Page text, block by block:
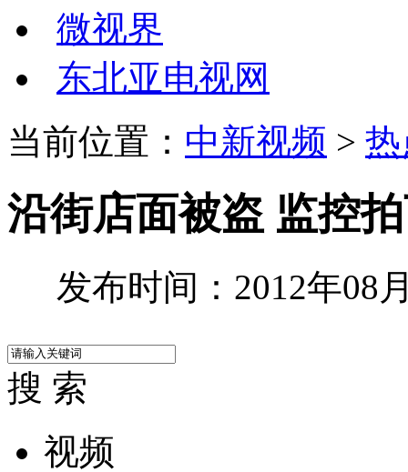
微视界
东北亚电视网
当前位置： 中新视频 >
沿街店面被盗 监控
发布时间：2012年08
搜 索
视频